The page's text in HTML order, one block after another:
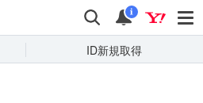
検索 通知
i
ID新規取得
キーワードで
質問を探す